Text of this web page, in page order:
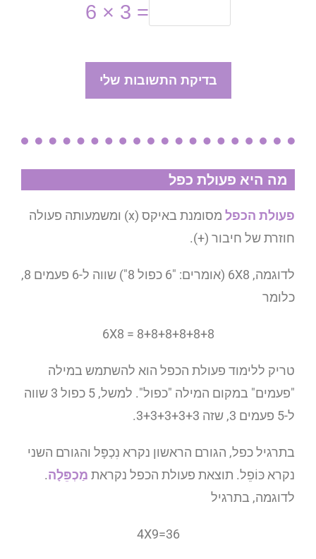
6 × 3 =
בדיקת התשובות שלי
מה היא פעולת כפל
פעולת הכפל
מסומנת באיקס (x) ומשמעותה פעולה
חוזרת של חיבור (+).
לדוגמה, 6X8 (אומרים: "6 כפול 8") שווה ל-6 פעמים 8,
כלומר
6X8 = 8+8+8+8+8+8
טריק ללימוד פעולת הכפל הוא להשתמש במילה
"פעמים" במקום המילה "כפול". למשל, 5 כפול 3 שווה
ל-5 פעמים 3, שזה 3+3+3+3+3.
בתרגיל כפל, הגורם הראשון נקרא נִכְפָּל והגורם השני
נקרא כּוֹפֵל. תוצאת פעולת הכפל נקראת מַכְפֵּלָה.
לדוגמה, בתרגיל
4X9=36